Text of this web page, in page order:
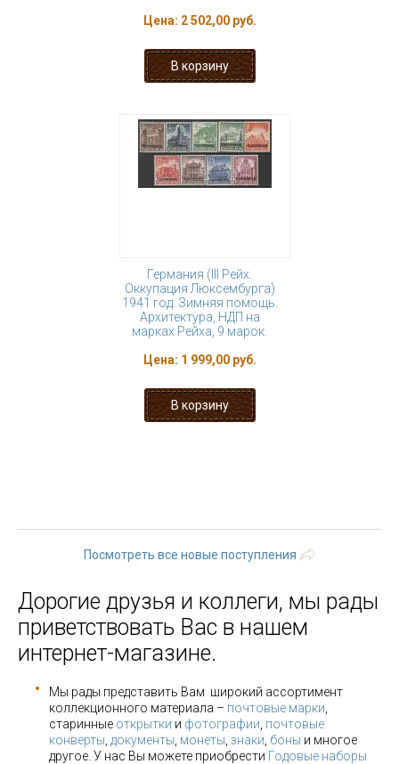
Цена: 2 502,00 руб.
Германия (III Рейх.
Оккупация Люксембурга)
1941 год. Зимняя помощь.
Архитектура, НДП на
марках Рейха, 9 марок.
Цена: 1 999,00 руб.
Посмотреть все новые поступления
Дорогие друзья и коллеги, мы рады
приветствовать Вас в нашем
интернет-магазине.
Мы рады представить Вам широкий ассортимент
коллекционного материала – почтовые марки
старинные открытки и фотографии почтовые
конверты документы монеты знаки боны и многое
другое. У нас Вы можете приобрести Годовые наборы